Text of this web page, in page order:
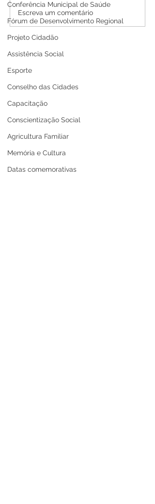
Conferência Municipal de Saúde
Fórum de Desenvolvimento Regional
Projeto Cidadão
Assistência Social
Esporte
Conselho das Cidades
Capacitação
Conscientização Social
Agricultura Familiar
Memória e Cultura
Datas comemorativas
Boletim Covid-19
atualizado, 25 de julho
de 2022
Escreva um comentário